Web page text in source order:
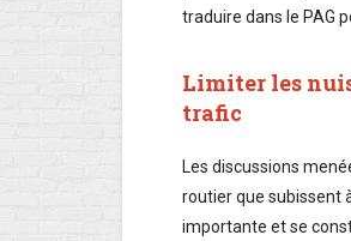
traduire dans le PAG
Limiter les
trafic
Les discussions
routier que subissent
importante et se